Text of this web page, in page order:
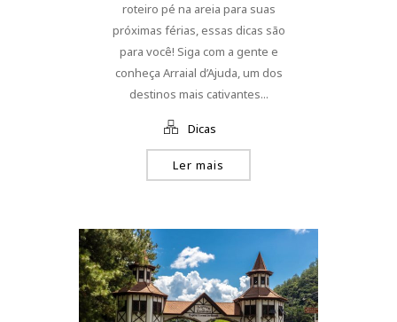
roteiro pé na areia para suas
próximas férias, essas dicas são
para você! Siga com a gente e
conheça Arraial d’Ajuda, um dos
destinos mais cativantes...
Dicas
Ler mais